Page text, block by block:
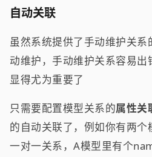
自动关联
虽然系统提供了手动维护关
动维护，手动维护关系容易
显得尤为重要了
只需要配置模型关系的属性关
的自动关联了，例如你有两个
一对一关系，A模型里有个